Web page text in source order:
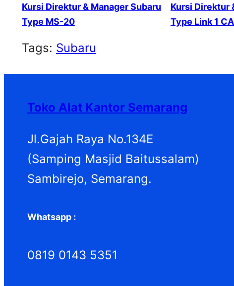
Kursi Direktur & Manager Subaru
Type MS-20
Kursi Direktur
Type Link 1 CA
Tags: Subaru
Toko Alat Kantor Semarang
Jl.Gajah Raya No.134E
(Samping Masjid Baitussalam)
Sambirejo, Semarang.
Whatsapp :
0819 0143 5351